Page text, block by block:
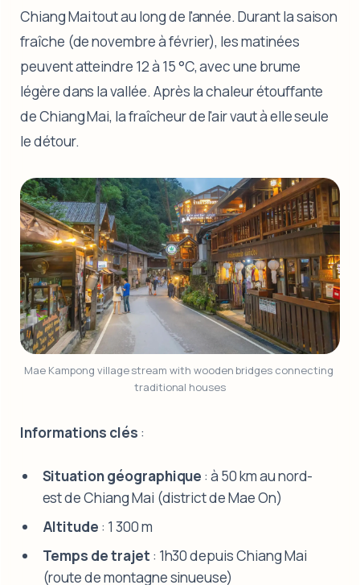
Chiang Mai tout au long de l'année. Durant la saison
fraîche (de novembre à février), les matinées
peuvent atteindre 12 à 15 °C, avec une brume
légère dans la vallée. Après la chaleur étouffante
de Chiang Mai, la fraîcheur de l'air vaut à elle seule
le détour.
Mae Kampong village stream with wooden bridges connecting
traditional houses
Informations clés :
Situation géographique : à 50 km au nord-
est de Chiang Mai (district de Mae On)
Altitude : 1 300 m
Temps de trajet : 1h30 depuis Chiang Mai
(route de montagne sinueuse)